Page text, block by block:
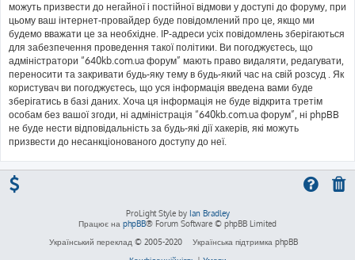
можуть призвести до негайної і постійної відмови у доступі до форуму, при
цьому ваш інтернет-провайдер буде повідомлений про це, якщо ми
будемо вважати це за необхідне. IP-адреси усіх повідомлень зберігаються
для забезпечення проведення такої політики. Ви погоджуєтесь, що
адміністратори “640kb.com.ua форум” мають право видаляти, редагувати,
переносити та закривати будь-яку тему в будь-який час на свій розсуд . Як
користувач ви погоджуєтесь, що уся інформація введена вами буде
зберігатись в базі даних. Хоча ця інформація не буде відкрита третім
особам без вашої згоди, ні адміністрація “640kb.com.ua форум”, ні phpBB
не буде нести відповідальність за будь-які дії хакерів, які можуть
призвести до несанкціонованого доступу до неї.
ProLight Style by Ian Bradley
Працює на phpBB® Forum Software © phpBB Limited
Український переклад © 2005-2020
Українська підтримка phpBB